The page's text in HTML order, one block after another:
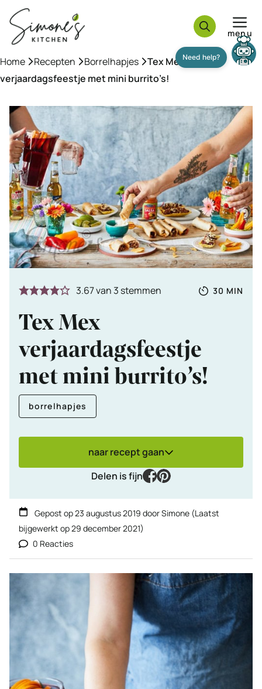
naar
inhoud
menu
Home »Recepten »Borrelhapjes »Tex Mex
verjaardagsfeestje met mini burrito’s!
3.67van 3 stemmen
Totale
30 MIN
Tex Mex
verjaardagsfeestje
met mini burrito’s!
borrelhapjes
naar recept gaan
Delen is fijn
facebook
pinterest
Gepost op23 augustus 2019 doorSimone (Laatst
bijgewerkt op29 december 2021)
0 Reacties